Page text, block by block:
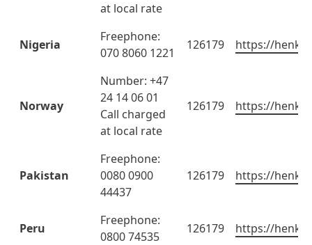
at local rate
Nigeria
Freephone:
070 8060 1221
126179 https://
Norway
Number: +47
24 14 06 01
Call charged
at local rate
126179 https://
Pakistan
Freephone:
0080 0900
44437
126179 https://
Peru
Freephone:
0800 74535
126179 https://